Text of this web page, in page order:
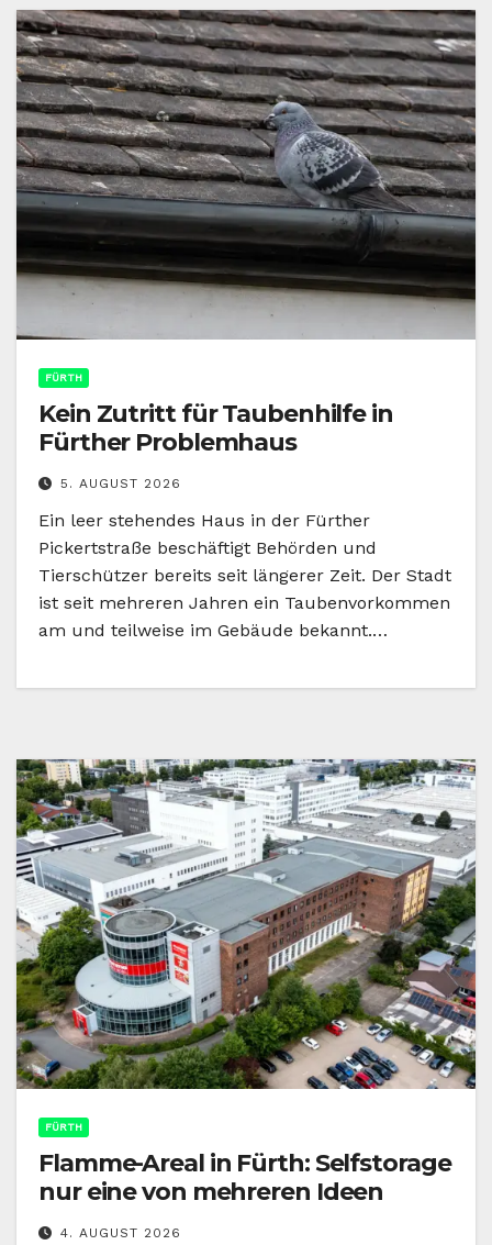
FÜRTH
Kein Zutritt für Taubenhilfe in
Fürther Problemhaus
5. AUGUST 2026
Ein leer stehendes Haus in der Fürther
Pickertstraße beschäftigt Behörden und
Tierschützer bereits seit längerer Zeit. Der Stadt
ist seit mehreren Jahren ein Taubenvorkommen
am und teilweise im Gebäude bekannt.…
FÜRTH
Flamme-Areal in Fürth: Selfstorage
nur eine von mehreren Ideen
4. AUGUST 2026